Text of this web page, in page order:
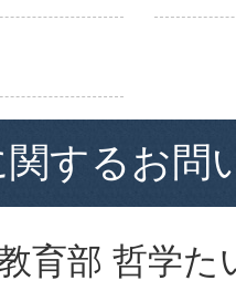
するお問
育部 哲学た